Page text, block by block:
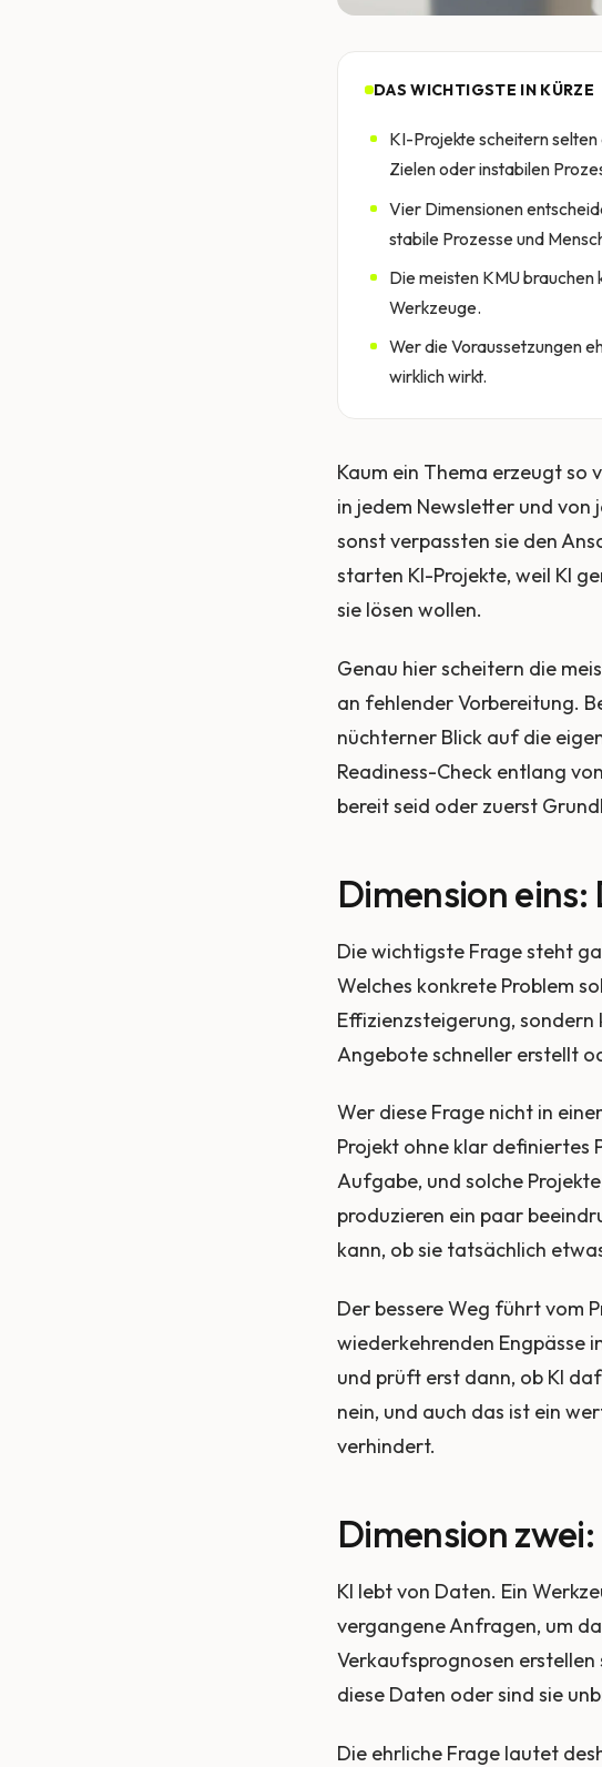
DAS WICHTIGSTE IN KÜRZE
KI-Projekte scheitern
Zielen oder instabilen
Vier Dimensionen
stabile Prozesse und
Die meisten KMU
Werkzeuge.
Wer die Voraussetzungen
wirklich wirkt.
Kaum ein Thema erzeugt so
in jedem Newsletter und von
sonst verpassten sie den
starten KI-Projekte, weil KI
sie lösen wollen.
Genau hier scheitern die
an fehlender Vorbereitung.
nüchterner Blick auf die
Readiness-Check entlang
bereit seid oder zuerst
Dimension
Die wichtigste Frage steht
Welches konkrete Problem
Effizienzsteigerung,
Angebote schneller erstellt
Wer diese Frage nicht in
Projekt ohne klar definiertes
Aufgabe, und solche
produzieren ein paar
kann, ob sie tatsächlich
Der bessere Weg führt vom
wiederkehrenden Engpässe
und prüft erst dann, ob KI
nein, und auch das ist ein
verhindert.
Dimension
KI lebt von Daten. Ein
vergangene Anfragen, um
Verkaufsprognosen
diese Daten oder sind sie
Die ehrliche Frage lautet